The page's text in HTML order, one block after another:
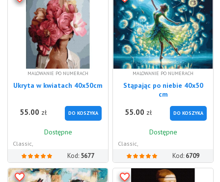
MALOWANIE PO NUMERACH
Ukryta w kwiatach 40x50cm
55.00 zł DO KOSZYKA
Dostępne
Classic,
Kod: 5677
MALOWANIE PO NUMERACH
Stąpając po niebie 40x50
cm
55.00 zł DO KOSZYKA
Dostępne
Classic,
Kod: 6709